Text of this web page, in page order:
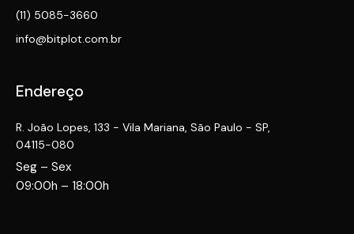
(11) 5085-3660
info@bitplot.com.br
Endereço
R. João Lopes, 133 - Vila Mariana, São Paulo - SP,
04115-080
Seg – Sex
09:00h – 18:00h